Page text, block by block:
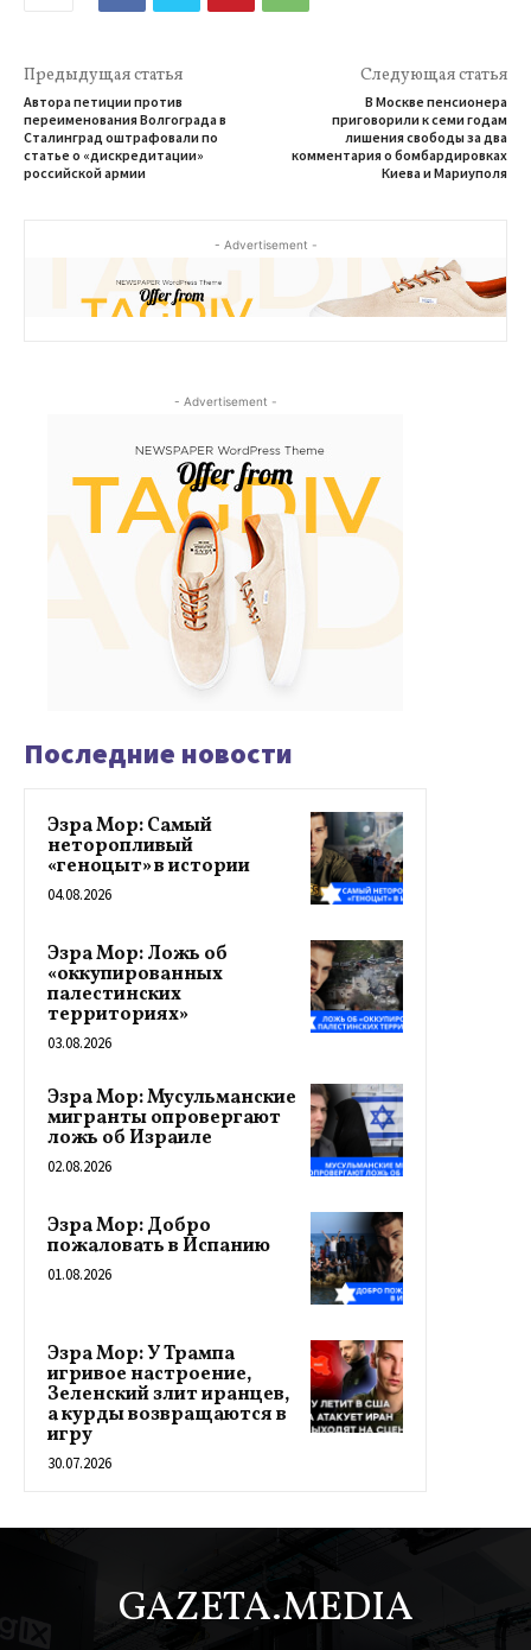
Предыдущая статья
Автора петиции против
переименования Волгограда в
Сталинград оштрафовали по
статье о «дискредитации»
российской армии
Следующая статья
В Москве пенсионера
приговорили к семи годам
лишения свободы за два
комментария о бомбардировках
Киева и Мариуполя
- Advertisement -
- Advertisement -
Последние новости
Эзра Мор: Самый
неторопливый
«геноцыт» в истории
04.08.2026
Эзра Мор: Ложь об
«оккупированных
палестинских
территориях»
03.08.2026
Эзра Мор: Мусульманские
мигранты опровергают
ложь об Израиле
02.08.2026
Эзра Мор: Добро
пожаловать в Испанию
01.08.2026
Эзра Мор: У Трампа
игривое настроение,
Зеленский злит иранцев,
а курды возвращаются в
игру
30.07.2026
GAZETA.MEDIA